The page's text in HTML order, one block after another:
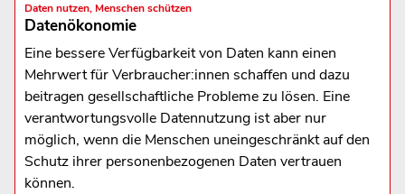
Daten nutzen, Menschen schützen
Datenökonomie
Eine bessere Verfügbarkeit von Daten kann einen
Mehrwert für Verbraucher:innen schaffen und dazu
beitragen gesellschaftliche Probleme zu lösen. Eine
verantwortungsvolle Datennutzung ist aber nur
möglich, wenn die Menschen uneingeschränkt auf den
Schutz ihrer personenbezogenen Daten vertrauen
können.